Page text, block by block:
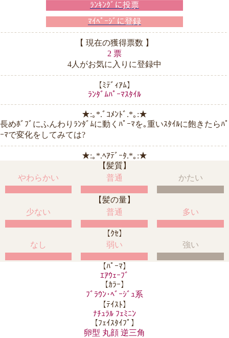
ﾗﾝｷﾝｸﾞに投票
ﾏｲﾍﾟｰｼﾞに登録
【 現在の獲得票数 】
2 票
4人がお気に入りに登録中
【ﾐﾃﾞｨｱﾑ】
ﾗﾝﾀﾞﾑﾊﾟｰﾏｽﾀｲﾙ
★:｡*.ﾞｺﾒﾝﾄﾞ.*｡:★
長めﾎﾞﾌﾞにふんわりﾗﾝﾀﾞﾑに動くﾊﾟｰﾏを｡重いｽﾀｲﾙに飽きたらﾊﾟ
ｰﾏで変化をしてみては?
★:｡*.ﾍｱﾃﾞｰﾀ.*｡:★
【髪質】
やわらかい
普通 かたい
【髪の量】
少ない
普通 多い
【ｸｾ】
なし
弱い 強い
【ﾊﾟｰﾏ】
ｴｱｳｪｰﾌﾞ
【ｶﾗｰ】
ﾌﾞﾗｳﾝ･ﾍﾞｰｼﾞｭ系
【ﾃｲｽﾄ】
ﾅﾁｭﾗﾙ ﾌｪﾐﾆﾝ
【ﾌｪｲｽﾀｲﾌﾟ】
卵型 丸顔 逆三角